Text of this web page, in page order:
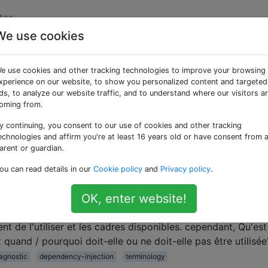
«dependency-
entre les composants, en injectant
vs usine
Service, Provideret Factoryen AngularJS?
dépendance?
avec des questions spécifiques sur l' injection de
de l'utiliser et les cadres disponibles. cependant,
/ pourquoi doit-elle ou ne doit-elle pas être
dependency-injection terminology
use cookies
use cookies and other tracking technologies to improve your browsing
on our website, to show you personalized content and targeted
to analyze our website traffic, and to understand where our visitors
from.
continuing, you consent to our use of cookies and other tracking
and affirm you're at least 16 years old or have consent from a
or guardian.
can read details in our Cookie policy and Privacy policy.
OK, enter website!